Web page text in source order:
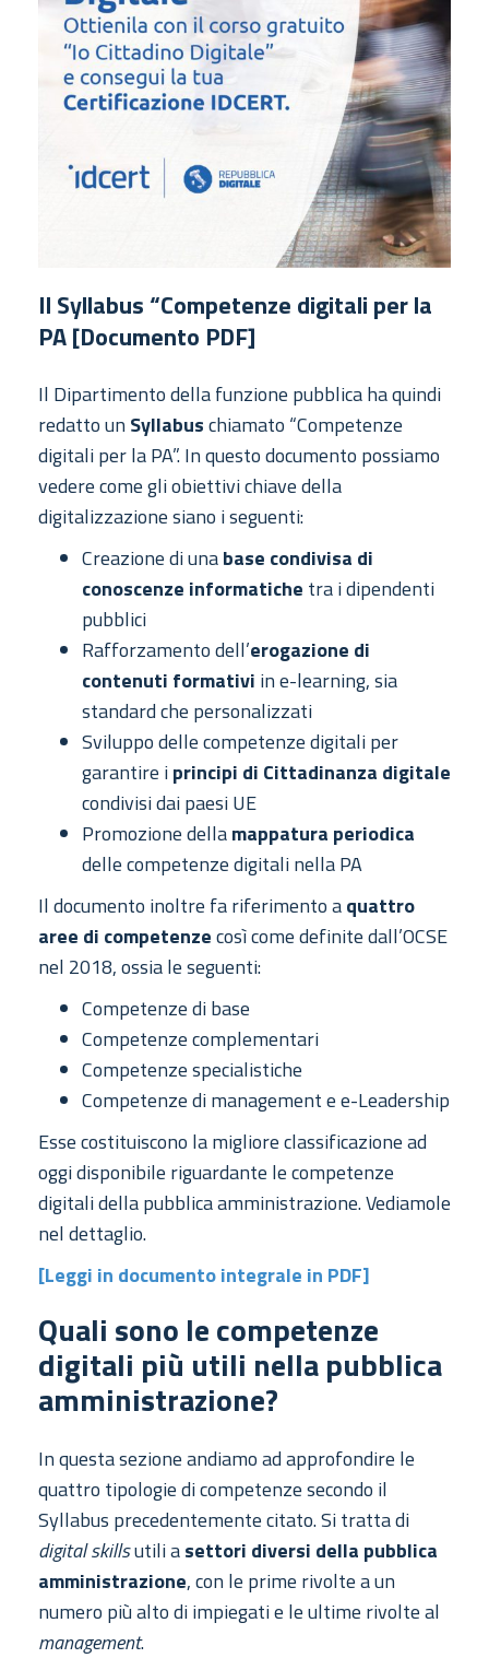
Il Syllabus “Competenze digitali per la
PA [Documento PDF]
Il Dipartimento della funzione pubblica ha quindi
redatto un Syllabuschiamato “Competenze
digitali per la PA”. In questo documento possiamo
vedere come gli obiettivi chiave della
digitalizzazione siano i seguenti:
Creazione di unabase condivisa di
conoscenze informatiche tra i dipendenti
pubblici
Rafforzamento dell’erogazione di
contenuti formativi in e-learning, sia
standard che personalizzati
Sviluppo delle competenze digitali per
garantire iprincipi di Cittadinanza digitale
condivisi dai paesi UE
Promozione dellamappatura periodica
delle competenze digitali nella PA
Il documento inoltre fa riferimento aquattro
aree di competenzecosì come definite dall’OCSE
nel 2018, ossia le seguenti:
Competenze di base
Competenze complementari
Competenze specialistiche
Competenze di management e e-Leadership
Esse costituiscono la migliore classificazione ad
oggi disponibile riguardante le competenze
digitali della pubblica amministrazione. Vediamole
nel dettaglio.
[Leggi in documento integrale in PDF]
Quali sono le competenze
digitali più utili nella pubblica
amministrazione?
In questa sezione andiamo ad approfondire le
quattro tipologie di competenze secondo il
Syllabus precedentemente citato. Si tratta di
digital skillsutili asettori diversi della pubblica
amministrazione, con le prime rivolte a un
numero più alto di impiegati e le ultime rivolte al
management.